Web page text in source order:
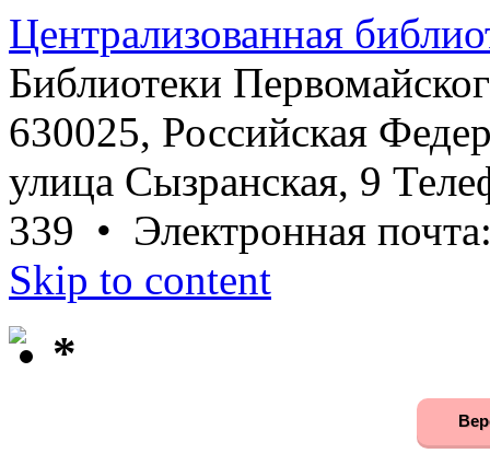
Централизованная
Библиотеки
630025, Российская
улица Сызранская, 9
339 • Электронная
Skip to content
*